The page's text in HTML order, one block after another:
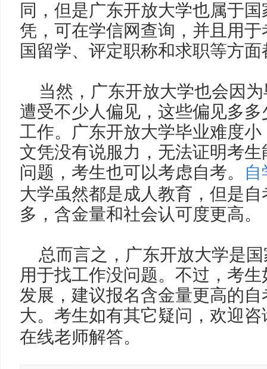
同，但是广东开放大学也属于
凭，可在学信网查询，并且用
国留学、评定职称和求职等方
当然，广东开放大学也会因
遭受不少人偏见，这些偏见多
工作。广东开放大学毕业难度
文凭没有说服力，无法证明考
问题，考生也可以考虑自考。
大学虽然都是成人教育，但是
多，含金量和社会认可度更高。
总而言之，广东开放大学是
用于找工作没问题。不过，考
发展，建议报名含金量更高的
大。考生如有其它疑问，欢迎咨
在线老师解答。